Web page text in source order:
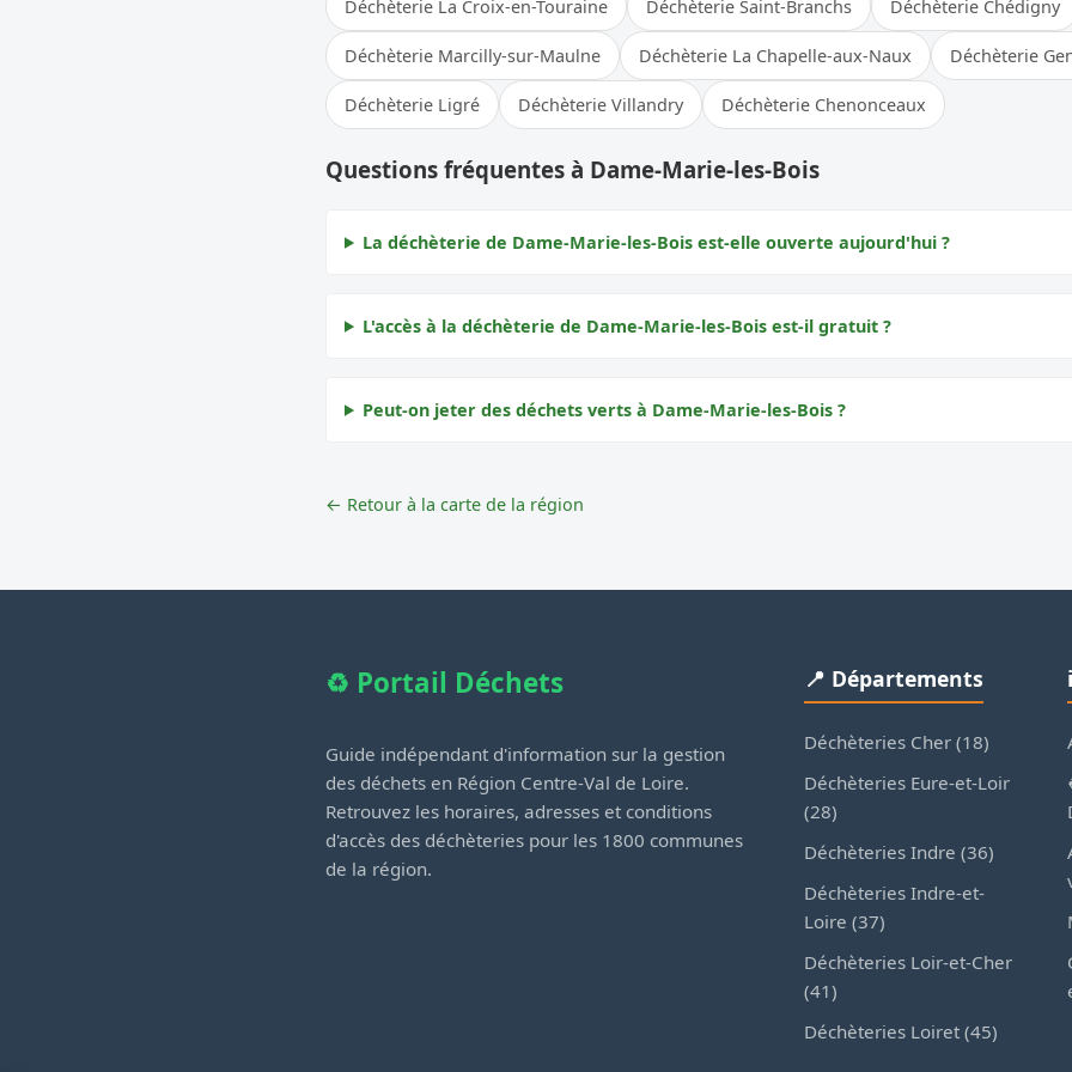
Déchèterie La Croix-en-Touraine Déchèterie Saint-Branchs Déchèterie Chédigny
Déchèterie Marcilly-sur-Maulne Déchèterie La Chapelle-aux-Naux Déchèterie
Déchèterie Ligré Déchèterie Villandry Déchèterie Chenonceaux
Questions fréquentes à Dame-Marie-les-Bois
La déchèterie de Dame-Marie-les-Bois est-elle ouverte aujourd'hui ?
L'accès à la déchèterie de Dame-Marie-les-Bois est-il gratuit ?
Peut-on jeter des déchets verts à Dame-Marie-les-Bois ?
← Retour à la carte de la région
♻️ Portail Déchets
Guide indépendant d'information sur la gestion
des déchets en Région Centre-Val de Loire.
Retrouvez les horaires, adresses et conditions
d'accès des déchèteries pour les 1800 communes
de la région.
📍 Départements
Déchèteries Cher (18)
Déchèteries Eure-et-Loir
(28)
Déchèteries Indre (36)
Déchèteries Indre-et-
Loire (37)
Déchèteries Loir-et-Cher
(41)
Déchèteries Loiret (45)